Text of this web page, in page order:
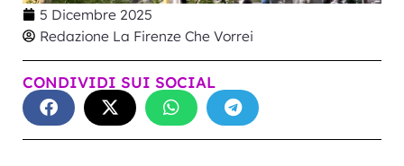
5 Dicembre 2025
Redazione La Firenze Che Vorrei
CONDIVIDI SUI SOCIAL